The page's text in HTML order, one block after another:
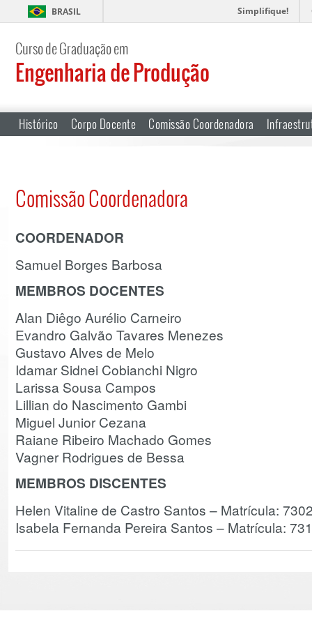
BRASIL Simplifique!
Curso de Graduação em
Engenharia de Produção
Histórico Corpo Docente Comissão Coordenadora
Comissão Coordenadora
COORDENADOR
Samuel Borges Barbosa
MEMBROS DOCENTES
Alan Diêgo Aurélio Carneiro
Evandro Galvão Tavares Menezes
Gustavo Alves de Melo
Idamar Sidnei Cobianchi Nigro
Larissa Sousa Campos
Lillian do Nascimento Gambi
Miguel Junior Cezana
Raiane Ribeiro Machado Gomes
Vagner Rodrigues de Bessa
MEMBROS DISCENTES
Helen Vitaline de Castro Santos – Matrícula:
Isabela Fernanda Pereira Santos – Matrícula: